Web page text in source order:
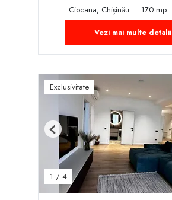
Ciocana, Chișinău
170 mp
Vezi mai multe detalii
Exclusivitate
1 / 4
Previous